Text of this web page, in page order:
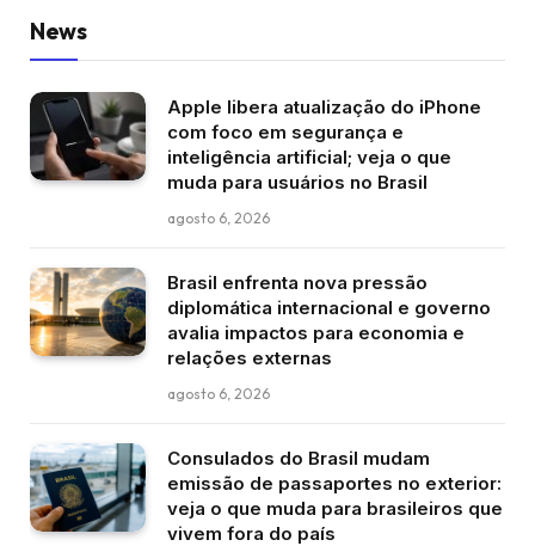
News
Apple libera atualização do iPhone
com foco em segurança e
inteligência artificial; veja o que
muda para usuários no Brasil
agosto 6, 2026
Brasil enfrenta nova pressão
diplomática internacional e governo
avalia impactos para economia e
relações externas
agosto 6, 2026
Consulados do Brasil mudam
emissão de passaportes no exterior:
veja o que muda para brasileiros que
vivem fora do país